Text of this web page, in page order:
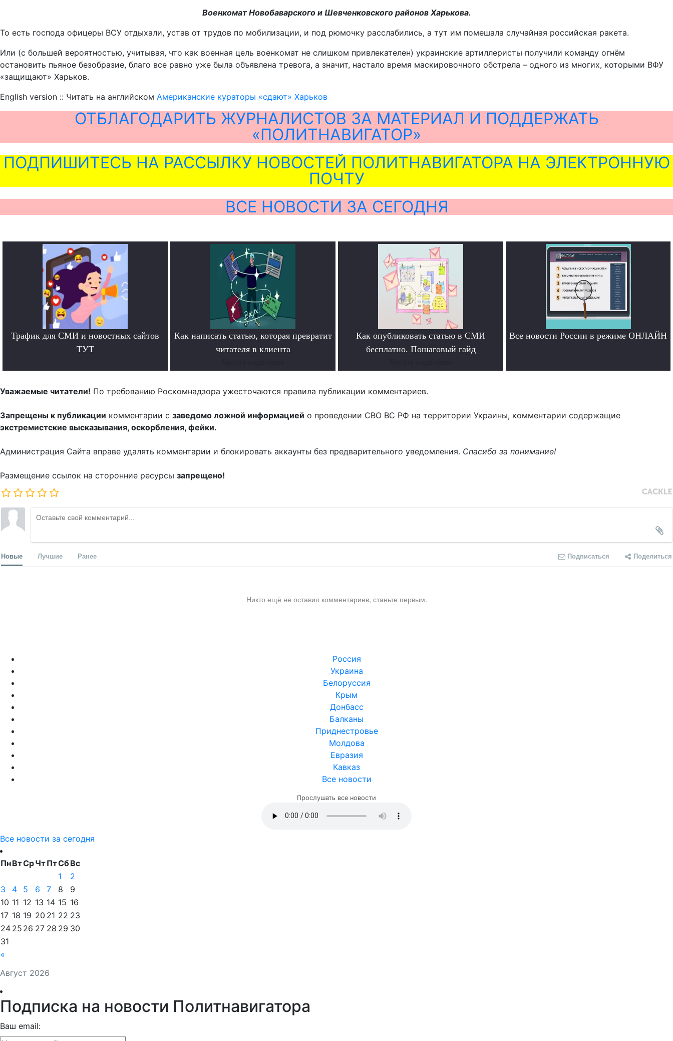
Военкомат Новобаварского и Шевченковского районов Харькова.
То есть господа офицеры ВСУ отдыхали, устав от трудов по мобилизации, и под рюмочку расслабились, а тут им помешала случайная российская ракета.
Или (с большей вероятностью, учитывая, что как военная цель военкомат не слишком привлекателен) украинские артиллеристы получили команду огнём
остановить пьяное безобразие, благо все равно уже была объявлена тревога, а значит, настало время маскировочного обстрела – одного из многих, которыми ВФУ
«защищают» Харьков.
English version :: Читать на английском Американские кураторы «сдают» Харьков
ОТБЛАГОДАРИТЬ ЖУРНАЛИСТОВ ЗА МАТЕРИАЛ И ПОДДЕРЖАТЬ
«ПОЛИТНАВИГАТОР»
ПОДПИШИТЕСЬ НА РАССЫЛКУ НОВОСТЕЙ ПОЛИТНАВИГАТОРА НА ЭЛЕКТРОННУЮ
ПОЧТУ
ВСЕ НОВОСТИ ЗА СЕГОДНЯ
Трафик для СМИ и новостных сайтов
ТУТ
Как написать статью, которая превратит
читателя в клиента
Как опубликовать статью в СМИ
бесплатно. Пошаговый гайд
Все новости России в режиме ОНЛАЙН
Уважаемые читатели! По требованию Роскомнадзора ужесточаются правила публикации комментариев.
Запрещены к публикации комментарии с заведомо ложной информацией о проведении СВО ВС РФ на территории Украины, комментарии содержащие
экстремистские высказывания, оскорбления, фейки.
Администрация Сайта вправе удалять комментарии и блокировать аккаунты без предварительного уведомления. Спасибо за понимание!
Размещение ссылок на сторонние ресурсы запрещено!
Новые Лучшие Ранее Подписаться Поделиться
Никто ещё не оставил комментариев, станьте первым.
Россия
Украина
Белоруссия
Крым
Донбасс
Балканы
Приднестровье
Молдова
Евразия
Кавказ
Все новости
Прослушать все новости
Все новости за сегодня
Август 2026
ПнВтСрЧтПтСбВс
«
1
2
3
4 5 6 7 8
9
10 11 12 13 14 15 16
17 18 19 20 21 22 23
24 25 26 27 28 29 30
31
Подписка на новости Политнавигатора
Ваш email: